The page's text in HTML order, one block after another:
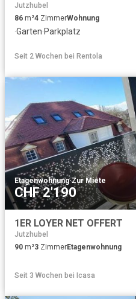
Jutzhubel
86 m²4 ZimmerWohnung
·Garten·Parkplatz
Seit 2 Wochen bei Rentola
Etagenwohnung·Zur Miete
CHF 2'190
1ER LOYER NET OFFERT
Jutzhubel
90 m²3 ZimmerEtagenwohnung
Seit 3 Wochen bei Icasa